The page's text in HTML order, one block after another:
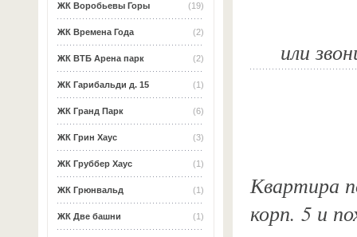
(19)
ЖК Воробьевы Горы
(2)
ЖК Времена Года
(2)
ЖК ВТБ Арена парк
(1)
ЖК Гарибальди д. 15
(6)
ЖК Гранд Парк
(3)
ЖК Грин Хаус
(1)
ЖК Груббер Хаус
(1)
ЖК Грюнвальд
(1)
ЖК Две башни
или
Квартира
корп. 5 и